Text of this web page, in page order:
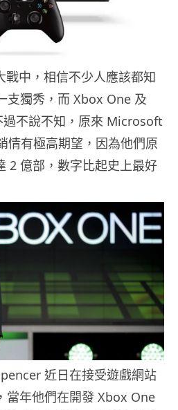
戰中，相信不少人應該都知
支獨秀，而 Xbox One 及
不說不知，原來 Microsoft
情有極高期望，因為他們原
2 億部，數字比起史上最好
近日在接受遊戲網站
當年他們在開發 Xbox One